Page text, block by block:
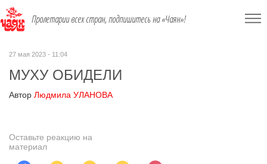
Пролетарии всех стран, подпишитесь на «Чаян»!
27 мая 2023 - 11:04
МУХУ ОБИДЕЛИ
Автор Людмила УЛАНОВА
Оставьте реакцию на
материал